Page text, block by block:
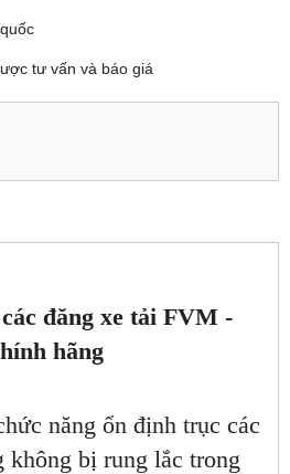
tư vấn và báo giá
đăng xe tải FVM -
hãng
năng ổn định trục các
không bị rung lắc trong